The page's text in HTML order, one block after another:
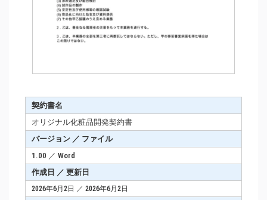
契約書名
オリジナル化粧品開発契約書
バージョン ／ ファイル
1.00 ／ Word
作成日 ／ 更新日
2026年6月2日 ／ 2026年6月2日